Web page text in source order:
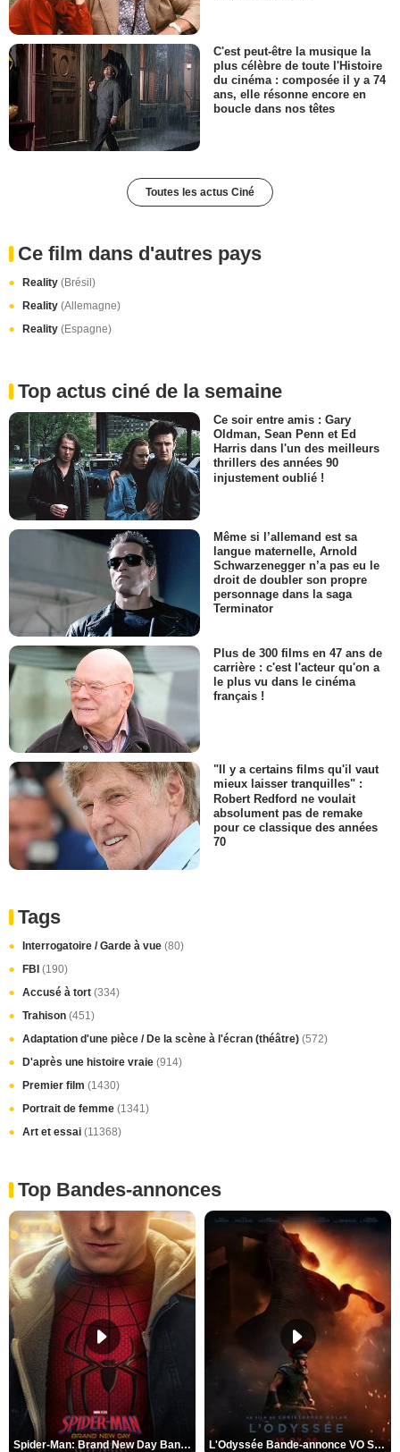
C'est peut-être la musique la
plus célèbre de toute l'Histoire
du cinéma : composée il y a 74
ans, elle résonne encore en
boucle dans nos têtes
Toutes les actus Ciné
Ce film dans d'autres pays
Reality (Brésil)
Reality (Allemagne)
Reality (Espagne)
Top actus ciné de la semaine
Ce soir entre amis : Gary
Oldman, Sean Penn et Ed
Harris dans l'un des meilleurs
thrillers des années 90
injustement oublié !
Même si l’allemand est sa
langue maternelle, Arnold
Schwarzenegger n’a pas eu le
droit de doubler son propre
personnage dans la saga
Terminator
Plus de 300 films en 47 ans de
carrière : c'est l'acteur qu'on a
le plus vu dans le cinéma
français !
"Il y a certains films qu'il vaut
mieux laisser tranquilles" :
Robert Redford ne voulait
absolument pas de remake
pour ce classique des années
70
Tags
Interrogatoire / Garde à vue (80)
FBI (190)
Accusé à tort (334)
Trahison (451)
Adaptation d'une pièce / De la scène à l'écran (théâtre) (572)
D'après une histoire vraie (914)
Premier film (1430)
Portrait de femme (1341)
Art et essai (11368)
Top Bandes-annonces
Spider-Man: Brand New Day Bande-annonce VO STFR L'Odyssée Bande-annonce VO STFR